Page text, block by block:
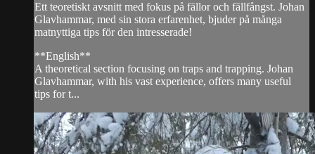
Ett teoretiskt avsnitt med fokus på fällor och fällfångst. Johan
Glavhammar, med sin stora erfarenhet, bjuder på många
matnyttiga tips för den intresserade!
**English**
A theoretical section focusing on traps and trapping. Johan
Glavhammar, with his vast experience, offers many useful
tips for t...